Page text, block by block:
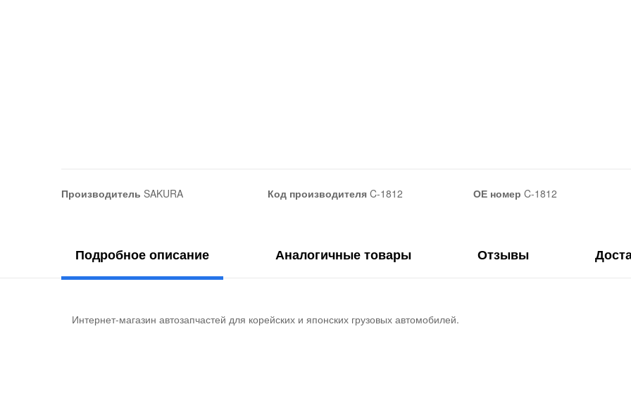
Производитель SAKURA Код производителяC-1812 ОЕ номер C-1812
Подробное описание Аналогичные товары Отзывы
Интернет-магазин автозапчастей для корейских и японских грузовых автомобилей.